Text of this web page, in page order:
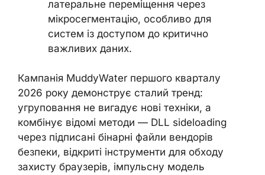
латеральне переміщення через
мікросегментацію, особливо для
систем із доступом до критично
важливих даних.
Кампанія MuddyWater першого кварталу
2026 року демонструє сталий тренд:
угруповання не вигадує нові техніки, а
комбінує відомі методи — DLL sideloading
через підписані бінарні файли вендорів
безпеки, відкриті інструменти для обходу
захисту браузерів, імпульсну модель